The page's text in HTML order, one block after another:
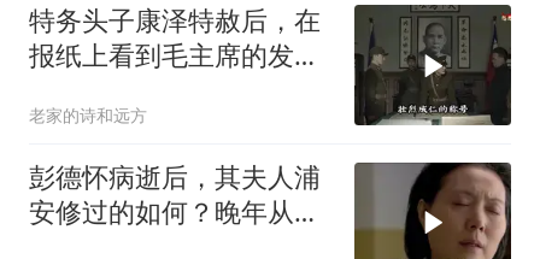
特务头子康泽特赦后，在
报纸上看到毛主席的发
老家的诗和远方
彭德怀病逝后，其夫人浦
安修过的如何？晚年从不